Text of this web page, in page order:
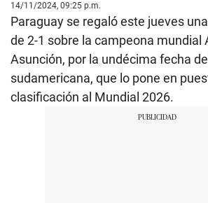
14/11/2024, 09:25 p.m.
Paraguay se regaló este jueves
de 2-1 sobre la campeona mundial
Asunción, por la undécima fecha
sudamericana, que lo pone en
clasificación al Mundial 2026.